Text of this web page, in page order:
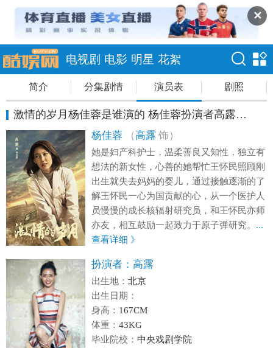
✕
电视剧 电影 明星 花絮
简介 分集剧情 演员表 剧照
激情的岁月杨佳蓉是谁演的 杨佳蓉扮演者高露资料
杨佳蓉 （高露 饰）
她是妇产科护士，温柔善良又知性，独立有
想法的新女性，心善的她帮忙王怀民照顾刚
出生就失去妈妈的婴儿，通过接触逐渐的了
解王怀民一心为国贡献的心，从一个医护人
员慢慢的成长核辐射研究员，和王怀民亦师
亦友，相互鼓励一起致力于原子弹研究。 ...
查看详细 》
扮演者： 高露
出生地： 北京
出生日期：
身高： 167CM
体重： 43KG
毕业院校： 中央戏剧学院